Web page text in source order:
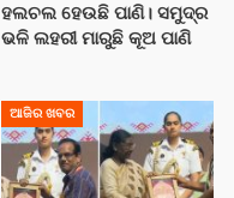
ହଲଚଲ ହେଉଛି ପାଣି। ସମୁଦ୍ର
ଭଳି ଲହରୀ ମାରୁଛି କୂଅ ପାଣି
ଆଜିର ଖବର